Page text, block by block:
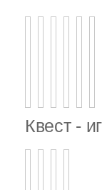
Квест -